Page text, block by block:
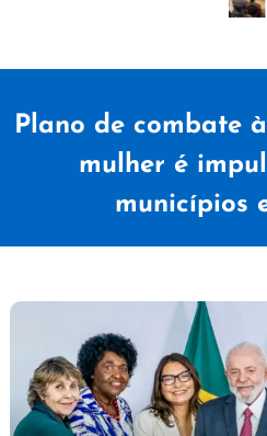
Plano de combate
mulher é
municípios